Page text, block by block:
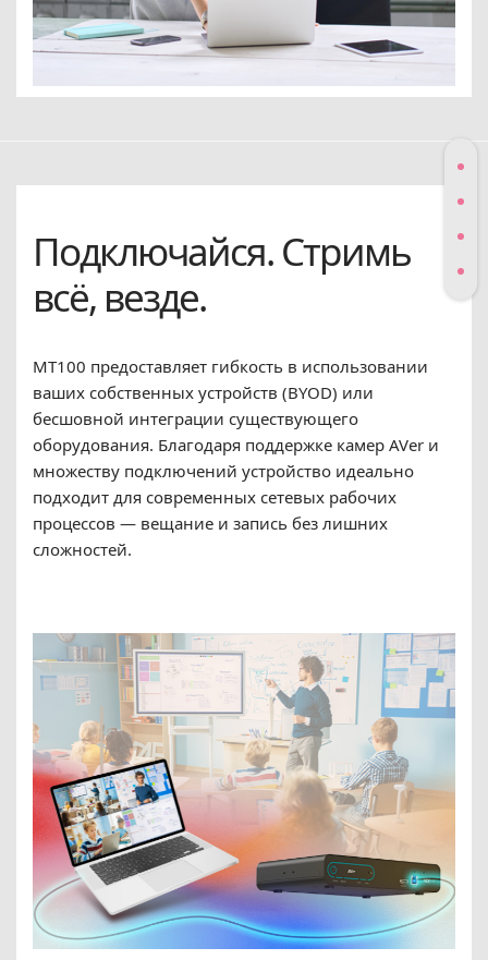
Подключайся. Стримь
всё, везде.
MT100 предоставляет гибкость в использовании
ваших собственных устройств (BYOD) или
бесшовной интеграции существующего
оборудования. Благодаря поддержке камер AVer и
множеству подключений устройство идеально
подходит для современных сетевых рабочих
процессов — вещание и запись без лишних
сложностей.